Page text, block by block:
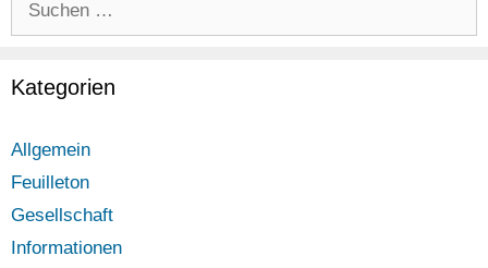
Kategorien
Allgemein
Feuilleton
Gesellschaft
Informationen